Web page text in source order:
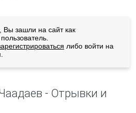
Вы зашли на сайт как
либо войти на
- Отрывки и